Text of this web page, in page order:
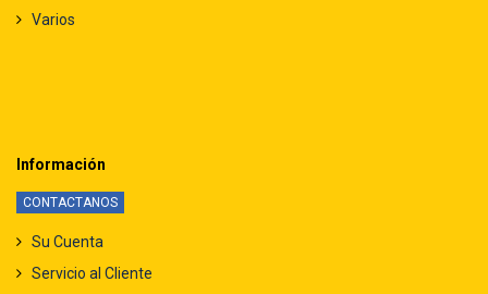
Varios
Información
CONTACTANOS
Su Cuenta
Servicio al Cliente